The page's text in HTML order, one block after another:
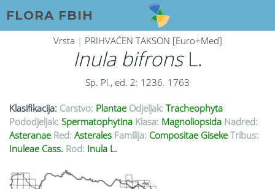
FLORA FBIH
Vrsta | PRIHVAĆEN TAKSON [Euro+Med]
Inula bifrons L.
Sp. Pl., ed. 2: 1236. 1763
Klasifikacija: Carstvo: Plantae Odjeljak: Tracheophyta
Pododjeljak: Spermatophytina Klasa: Magnoliopsida Nadred:
Asteranae Red: Asterales Familija: Compositae Giseke Tribus:
Inuleae Cass. Rod: Inula L.